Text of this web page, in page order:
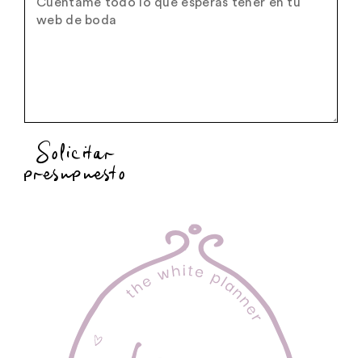
Solicitar
presupuesto